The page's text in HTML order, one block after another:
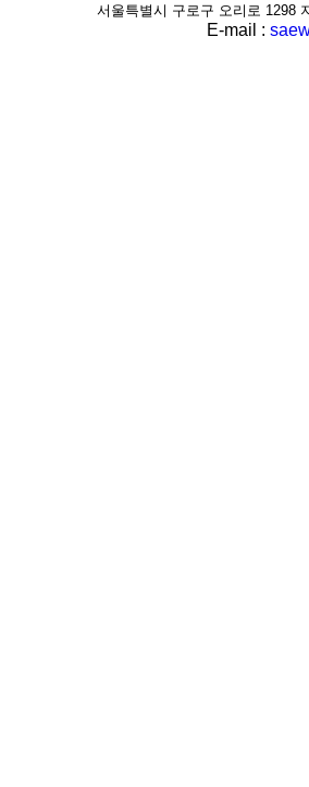
서울특별시 구로구 오리로 1298
E-mail :